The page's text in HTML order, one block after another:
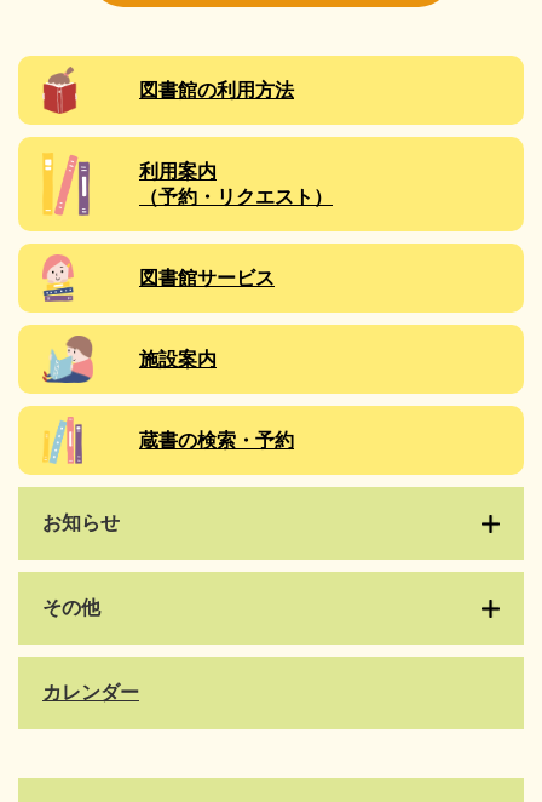
図書館の利用方法
利用案内
（予約・リクエスト）
図書館サービス
施設案内
蔵書の検索・予約
お知らせ
その他
カレンダー